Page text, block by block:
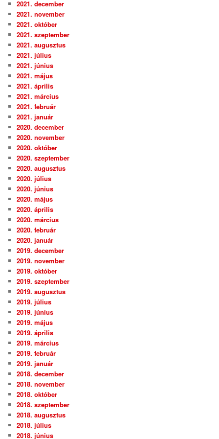
2021. december
2021. november
2021. október
2021. szeptember
2021. augusztus
2021. július
2021. június
2021. május
2021. április
2021. március
2021. február
2021. január
2020. december
2020. november
2020. október
2020. szeptember
2020. augusztus
2020. július
2020. június
2020. május
2020. április
2020. március
2020. február
2020. január
2019. december
2019. november
2019. október
2019. szeptember
2019. augusztus
2019. július
2019. június
2019. május
2019. április
2019. március
2019. február
2019. január
2018. december
2018. november
2018. október
2018. szeptember
2018. augusztus
2018. július
2018. június